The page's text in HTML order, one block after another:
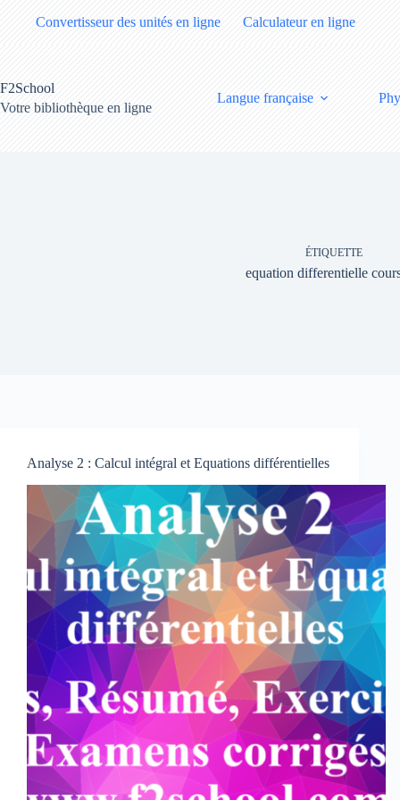
Convertisseur des unités en ligne Calculateur en ligne
F2School
Votre bibliothèque en ligne
Langue française
ÉTIQUETTE
equation differentielle
Analyse 2 : Calcul intégral et Equations différentielles